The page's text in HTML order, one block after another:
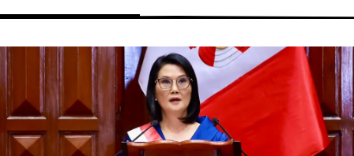
Página
Página
PáginaPágina